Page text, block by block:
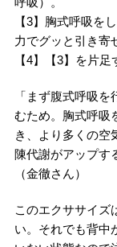
【3】胸式呼吸を
力でグッと引き寄
【4】【3】を片
「まず腹式呼吸
むため。胸式呼吸
き、より多くの空
陳代謝がアップす
（金徹さん）
このエクササイズ
い。それでも背中